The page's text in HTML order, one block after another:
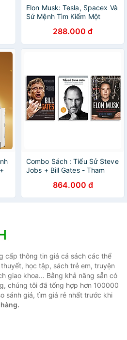
Elon Musk: Tesla, Spacex Và
Sứ Mệnh Tìm Kiếm Một
Tượng (Bìa Cứng) - Bản
Quyền
288.000 đ
Combo Sách : Tiểu Sử Steve
Jobs + Bill Gates - Tham
Hình Thành Đế Chế
Microsoft + Elon Musk -
Tesla, SpaceX Và Sứ Mệnh
864.000 đ
cấp thông tin giá cả sách các thể
học tập, sách trẻ em, truyện
giao khoa... Bằng khả năng sẵn có
chúng tôi đã tổng hợp hơn 100000
sánh giá, tìm giá rẻ nhất trước khi